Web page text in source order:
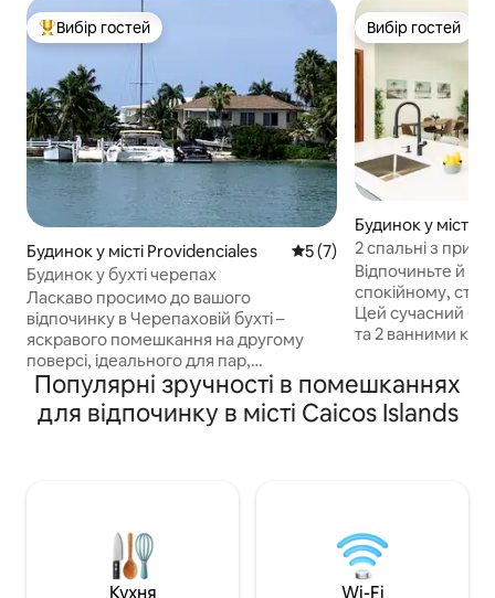
Топ вибір гостей
Вибір гостей
Будинок у місті Providenciales Середня оцінка: 5 з 5,
5 (7)
Будинок у бухті черепах
Ласкаво просимо до вашого
відпочинку в Черепаховій бухті –
яскравого помешкання на другому
поверсі, ідеального для пар,
снорклінг-мандрівників і сімей.
Відпочиньте в прибережному декорі,
відкритій вітальні та повністю
Залишайтеся на зв’язку завдяки
швидкому Wi-Fi і розслабляйтеся за
переглядом смарт-телевізора.
Безкоштовні пляжні рушники та
Вибір гостей
Вибір гостей
Будинок у місті
2 спальні з
краєвидом
Відпочиньте й
спокійному,
Цей сучасний
та 2 ванними
можна
захопливими
знаходиться
майже з кожної
підходить для
та спокою. 15 хвилин до аеропорту
Популярні зручності в помешканнях
для відпочинку в місті Caicos Islands
Кухня Wi-Fi